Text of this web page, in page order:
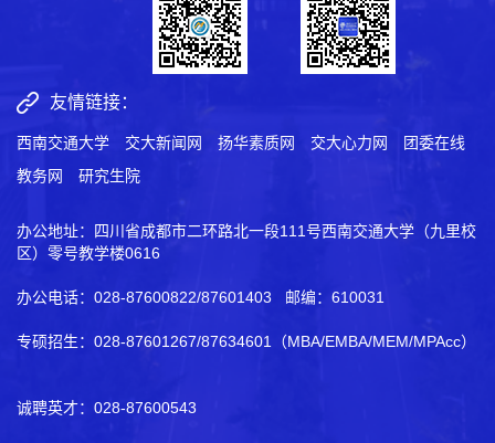
友情链接：
西南交通大学 交大新闻网 扬华素质网 交大心力网
团委在线
教务网
研究生院
办公地址：四川省成都市二环路北一段111号西南交通大学（九里校
区）零号教学楼0616
办公电话：028-87600822/87601403 邮编：610031
专硕招生：028-87601267/87634601（MBA/EMBA/MEM/MPAcc）
诚聘英才：028-87600543